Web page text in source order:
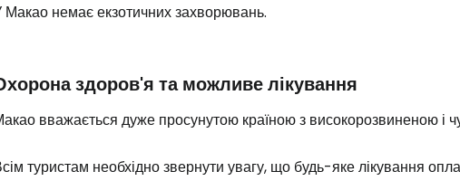
Макао немає екзотичних захворювань.
здоров'я та можливе лікування
вважається дуже просунутою країною з високорозвиненою і
туристам необхідно звернути увагу, що будь-яке лікування